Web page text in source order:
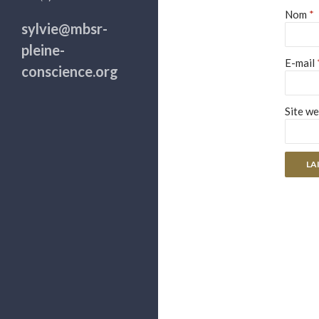
Nom *
E-mail
Site
sylvie@mbsr-
pleine-
conscience.org